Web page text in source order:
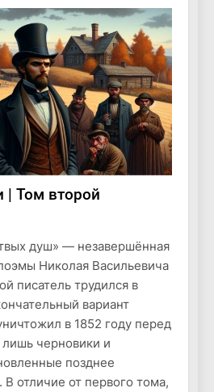
Том второй
душ» — незавершённая
Николая Васильевича
писатель трудился в
вариант
в 1852 году перед
черновики и
позднее
В отличие от первого тома,